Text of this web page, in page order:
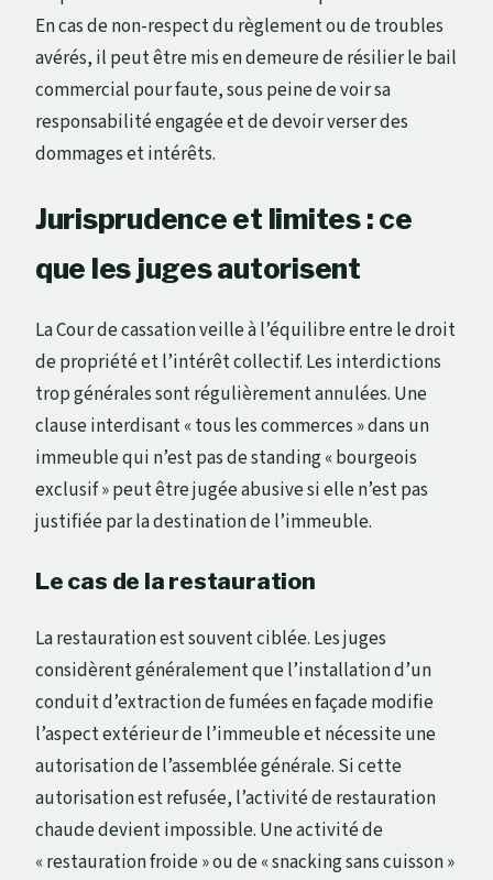
En cas de non-respect du règlement ou de troubles
avérés, il peut être mis en demeure de résilier le bail
commercial pour faute, sous peine de voir sa
responsabilité engagée et de devoir verser des
dommages et intérêts.
Jurisprudence et limites : ce
que les juges autorisent
La Cour de cassation veille à l’équilibre entre le droit
de propriété et l’intérêt collectif. Les interdictions
trop générales sont régulièrement annulées. Une
clause interdisant « tous les commerces » dans un
immeuble qui n’est pas de standing « bourgeois
exclusif » peut être jugée abusive si elle n’est pas
justifiée par la destination de l’immeuble.
Le cas de la restauration
La restauration est souvent ciblée. Les juges
considèrent généralement que l’installation d’un
conduit d’extraction de fumées en façade modifie
l’aspect extérieur de l’immeuble et nécessite une
autorisation de l’assemblée générale. Si cette
autorisation est refusée, l’activité de restauration
chaude devient impossible. Une activité de
« restauration froide » ou de « snacking sans cuisson »